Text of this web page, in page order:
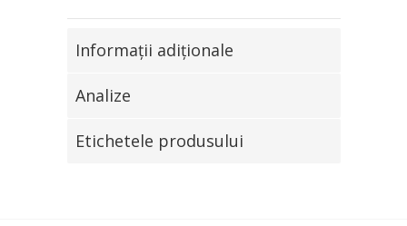
Informaţii adiţionale
Analize
Etichetele produsului